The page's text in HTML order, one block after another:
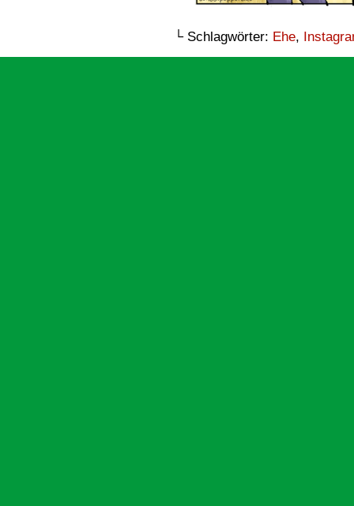
└ Schlagwörter: Ehe,